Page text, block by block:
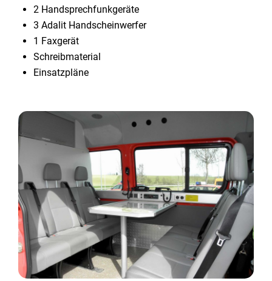
2 Handsprechfunkgeräte
3 Adalit Handscheinwerfer
1 Faxgerät
Schreibmaterial
Einsatzpläne